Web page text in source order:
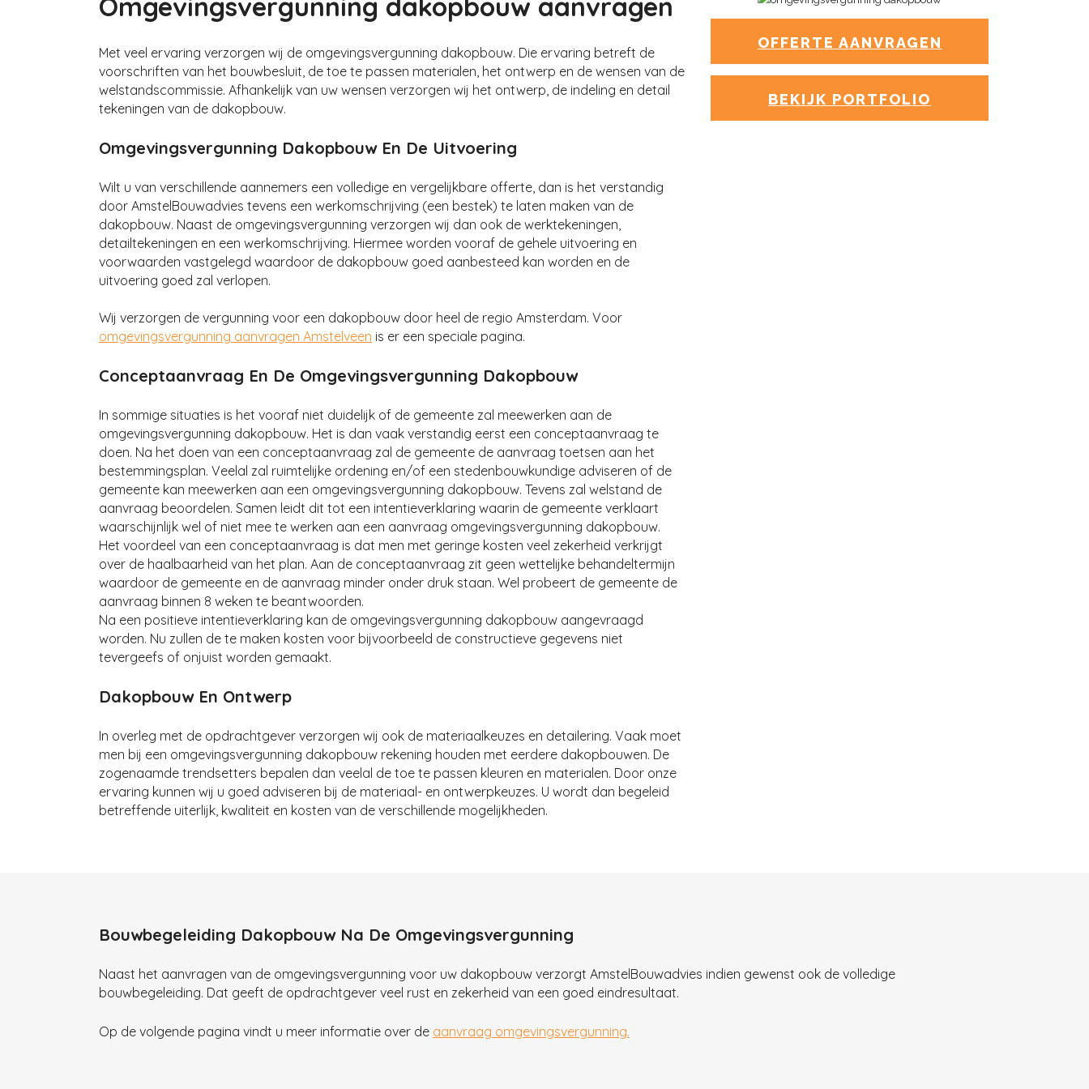
Omgevingsvergunning dakopbouw aanvragen
Met veel ervaring verzorgen wij de omgevingsvergunning dakopbouw. Die ervaring betreft de
voorschriften van het bouwbesluit, de toe te passen materialen, het ontwerp en de wensen van de
welstandscommissie. Afhankelijk van uw wensen verzorgen wij het ontwerp, de indeling en detail
tekeningen van de dakopbouw.
Omgevingsvergunning Dakopbouw En De Uitvoering
Wilt u van verschillende aannemers een volledige en vergelijkbare offerte, dan is het verstandig
door AmstelBouwadvies tevens een werkomschrijving (een bestek) te laten maken van de
dakopbouw. Naast de omgevingsvergunning verzorgen wij dan ook de werktekeningen,
detailtekeningen en een werkomschrijving. Hiermee worden vooraf de gehele uitvoering en
voorwaarden vastgelegd waardoor de dakopbouw goed aanbesteed kan worden en de
uitvoering goed zal verlopen.
Wij verzorgen de vergunning voor een dakopbouw door heel de regio Amsterdam. Voor
omgevingsvergunning aanvragen Amstelveen is er een speciale pagina.
Conceptaanvraag En De Omgevingsvergunning Dakopbouw
In sommige situaties is het vooraf niet duidelijk of de gemeente zal meewerken aan de
omgevingsvergunning dakopbouw. Het is dan vaak verstandig eerst een conceptaanvraag te
doen. Na het doen van een conceptaanvraag zal de gemeente de aanvraag toetsen aan het
bestemmingsplan. Veelal zal ruimtelijke ordening en/of een stedenbouwkundige adviseren of de
gemeente kan meewerken aan een omgevingsvergunning dakopbouw. Tevens zal welstand de
aanvraag beoordelen. Samen leidt dit tot een intentieverklaring waarin de gemeente verklaart
waarschijnlijk wel of niet mee te werken aan een aanvraag omgevingsvergunning dakopbouw.
Het voordeel van een conceptaanvraag is dat men met geringe kosten veel zekerheid verkrijgt
over de haalbaarheid van het plan. Aan de conceptaanvraag zit geen wettelijke behandeltermijn
waardoor de gemeente en de aanvraag minder onder druk staan. Wel probeert de gemeente de
aanvraag binnen 8 weken te beantwoorden.
Na een positieve intentieverklaring kan de omgevingsvergunning dakopbouw aangevraagd
worden. Nu zullen de te maken kosten voor bijvoorbeeld de constructieve gegevens niet
tevergeefs of onjuist worden gemaakt.
Dakopbouw En Ontwerp
In overleg met de opdrachtgever verzorgen wij ook de materiaalkeuzes en detailering. Vaak moet
men bij een omgevingsvergunning dakopbouw rekening houden met eerdere dakopbouwen. De
zogenaamde trendsetters bepalen dan veelal de toe te passen kleuren en materialen. Door onze
ervaring kunnen wij u goed adviseren bij de materiaal- en ontwerpkeuzes. U wordt dan begeleid
betreffende uiterlijk, kwaliteit en kosten van de verschillende mogelijkheden.
OFFERTE AANVRAGEN
BEKIJK PORTFOLIO
Bouwbegeleiding Dakopbouw Na De Omgevingsvergunning
Naast het aanvragen van de omgevingsvergunning voor uw dakopbouw verzorgt AmstelBouwadvies indien gewenst ook de volledige
bouwbegeleiding. Dat geeft de opdrachtgever veel rust en zekerheid van een goed eindresultaat.
Op de volgende pagina vindt u meer informatie over de aanvraag omgevingsvergunning.